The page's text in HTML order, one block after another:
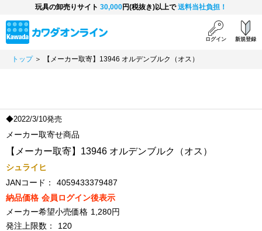
玩具の卸売りサイト 30,000円(税抜き)以上で送料当社負担！
ログイン 新規登録
トップ＞ 【メーカー取寄】13946 オルデンブルク（オス）
◆2022/3/10発売
メーカー取寄せ商品
【メーカー取寄】13946 オルデンブルク（オス）
シュライヒ
JANコード：
4059433379487
納品価格 会員ログイン後表示
メーカー希望小売価格 1,280円
発注上限数：
120